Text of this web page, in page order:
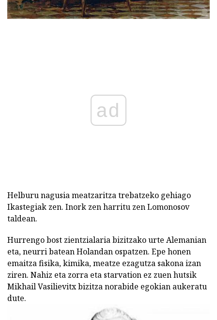
ad
Helburu nagusia meatzaritza trebatzeko gehiago
Ikastegiak zen. Inork zen harritu zen Lomonosov
taldean.
Hurrengo bost zientzialaria bizitzako urte Alemanian
eta, neurri batean Holandan ospatzen. Epe honen
emaitza fisika, kimika, meatze ezagutza sakona izan
ziren. Nahiz eta zorra eta starvation ez zuen hutsik
Mikhail Vasilievitx bizitza norabide egokian aukeratu
dute.